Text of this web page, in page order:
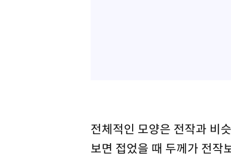
전체적인 모양은 전작과 비
보면 접었을 때 두께가 전작